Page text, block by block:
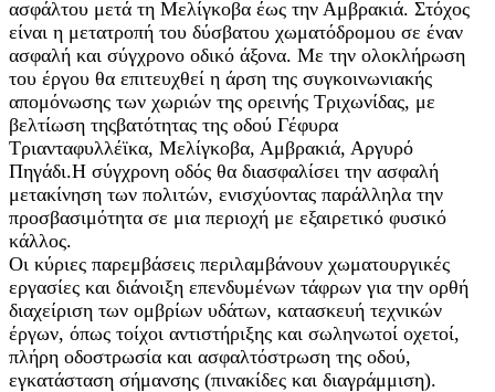
ασφάλτου μετά τη Μελίγκοβα έως την Αμβρακιά. Στόχος
είναι η μετατροπή του δύσβατου χωματόδρομου σε έναν
ασφαλή και σύγχρονο οδικό άξονα. Με την ολοκλήρωση
του έργου θα επιτευχθεί η άρση της συγκοινωνιακής
απομόνωσης των χωριών της ορεινής Τριχωνίδας, με
βελτίωση τηςβατότητας της οδού Γέφυρα
Τριανταφυλλέϊκα, Μελίγκοβα, Αμβρακιά, Αργυρό
Πηγάδι.Η σύγχρονη οδός θα διασφαλίσει την ασφαλή
μετακίνηση των πολιτών, ενισχύοντας παράλληλα την
προσβασιμότητα σε μια περιοχή με εξαιρετικό φυσικό
κάλλος.
Οι κύριες παρεμβάσεις περιλαμβάνουν χωματουργικές
εργασίες και διάνοιξη επενδυμένων τάφρων για την ορθή
διαχείριση των ομβρίων υδάτων, κατασκευή τεχνικών
έργων, όπως τοίχοι αντιστήριξης και σωληνωτοί οχετοί,
πλήρη οδοστρωσία και ασφαλτόστρωση της οδού,
εγκατάσταση σήμανσης (πινακίδες και διαγράμμιση).